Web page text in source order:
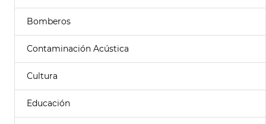
Bomberos
Contaminación Acústica
Cultura
Educación